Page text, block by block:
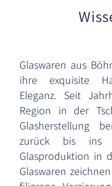
Glaswaren aus
ihre exquisite
Eleganz. Seit
Region in der
Glasherstellung
zurück bis ins
Glasproduktion in
Glaswaren